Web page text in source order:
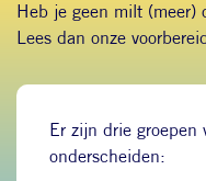
Heb je geen milt (meer)
Lees dan onze
Er zijn drie groepen
onderscheiden: